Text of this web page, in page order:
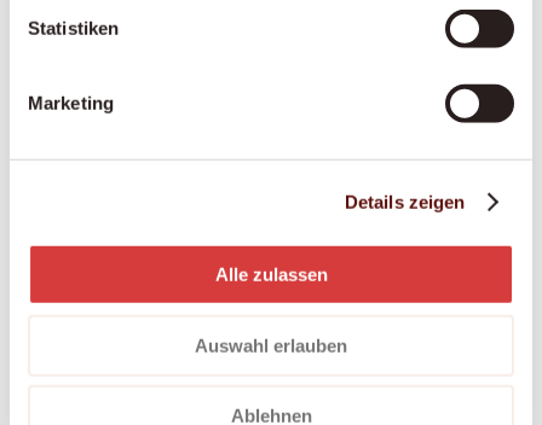
Statistiken
Marketing
Details zeigen
Alle zulassen
Auswahl erlauben
Ablehnen
Ein reibungsloser, gut organisierter Übergang
nach dem Spitalaustritt – von der Abholung
bis zur Genesung zu Hause.
Ruhige Nächte für Sie und Ihre Angehörigen –
durch Rufbereitschaft oder aktive Sitzwache,